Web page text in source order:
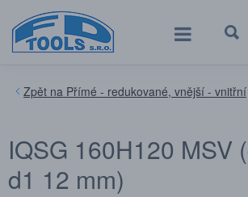
Přímé - redukované, vnější - vnitřní
IQSG 160H120 MSV
d1 12 mm)